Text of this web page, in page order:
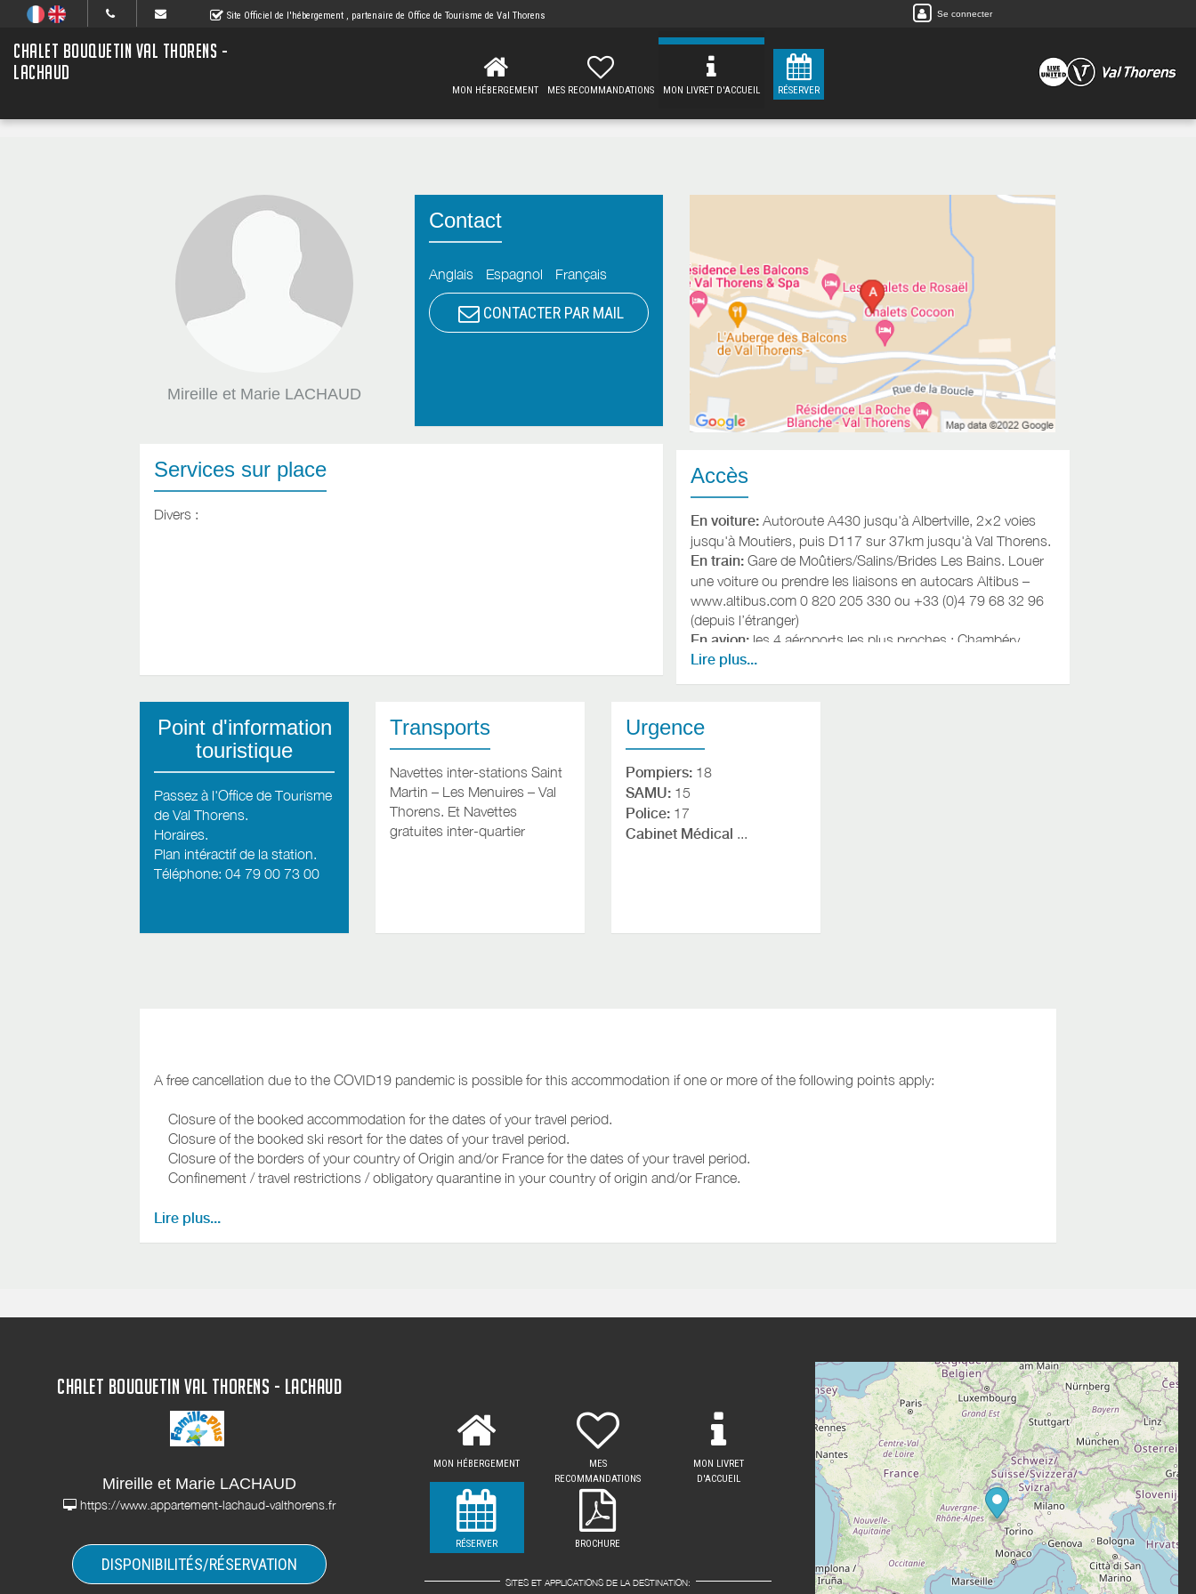
Site Officiel de l'hébergement , partenaire de Office de Tourisme de Val Thorens Se connecter
CHALET BOUQUETIN VAL THORENS -
LACHAUD
MON HÉBERGEMENT MES RECOMMANDATIONS MON LIVRET D'ACCUEIL RÉSERVER
Mireille et Marie LACHAUD
Contact
Anglais Espagnol Français
CONTACTER PAR MAIL
Services sur place
Divers :
Accès
En voiture:Autoroute A430 jusqu'à Albertville, 2×2 voies
jusqu'à Moutiers, puis D117 sur 37km jusqu'à Val Thorens.
En train:Gare de Moûtiers/Salins/Brides Les Bains. Louer
une voiture ou prendre les liaisons en autocars Altibus –
www.altibus.com 0 820 205 330 ou +33 (0)4 79 68 32 96
(depuis l’étranger)
En avion: les 4 aéroports les plus proches : Chambéry
(100km)www.chambery.airport.com
Lire plus...
Point d'information
touristique
Passez à l'Office de Tourisme
de Val Thorens.
Horaires.
Plan intéractif de la station.
Téléphone: 04 79 00 73 00
Transports
Navettes inter-stations Saint
Martin – Les Menuires – Val
Thorens. Et Navettes
gratuites inter-quartier
Urgence
Pompiers: 18
SAMU: 15
Police: 17
Cabinet Médical ...
A free cancellation due to the COVID19 pandemic is possible for this accommodation if one or more of the following points apply:
Closure of the booked accommodation for the dates of your travel period.
Closure of the booked ski resort for the dates of your travel period.
Closure of the borders of your country of Origin and/or France for the dates of your travel period.
Confinement / travel restrictions / obligatory quarantine in your country of origin and/or France.
Lire plus...
CHALET BOUQUETIN VAL THORENS - LACHAUD
Mireille et Marie LACHAUD
https://www.appartement-lachaud-valthorens.fr
DISPONIBILITÉS/RÉSERVATION
MON HÉBERGEMENT
MES
RECOMMANDATIONS
MON LIVRET
D'ACCUEIL
RÉSERVER BROCHURE
SITES ET APPLICATIONS DE LA DESTINATION: